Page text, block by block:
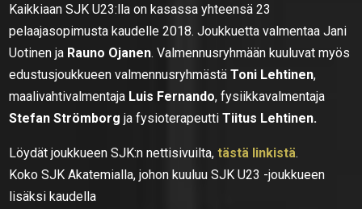
Kaikkiaan SJK U23:lla on kasassa yhteensä 23
pelaajasopimusta kaudelle 2018. Joukkuetta valmentaa Jani
Uotinen ja Rauno Ojanen. Valmennusryhmään kuuluvat myös
edustusjoukkueen valmennusryhmästäToni Lehtinen,
maalivahtivalmentaja Luis Fernando, fysiikkavalmentaja
Stefan Strömborgja fysioterapeuttiTiitus Lehtinen.
Löydät joukkueen SJK:n nettisivuilta,tästä linkistä.
Koko SJK Akatemialla, johon kuuluu SJK U23 -joukkueen
lisäksi kaudella